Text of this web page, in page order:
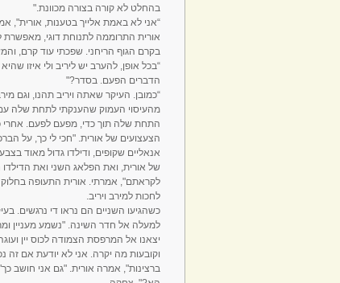
בהחלט לא קורה בצורה מכוונת."
“אני לא באמת אלייך בטענות, אורית",
אורית התרוממה לתנוחת דוגי,
בקרם הגוף הריחני. שפכתי עוד קרם,
“בכל אופן, להערב יש ליריב ולי איזו
הדברים הפעם. בסדר?"
“כמובן. העיקר שאתה ויריב תהנו, וגם
מהעיסוי העמוק שהענקתי לתחת שלה
התחת שלה תוך כדי, מפעם לפעם. אחרי
הצעצועים של אורית. "חכי לי כך, על
אנאליים שקופים, ודילדו גדול מאוד
של אורית, ואת הפלאג השני ואת
לקראתם", אמרתי. אורית התעופה בחלוק
לחכות למירב ויריב.
כשהגיעו השניים הם נראו די נרגשים.
למעלה אל חדר השינה. "נשמע מעניין
יצאנו אל המרפסת הצמודה לכוס יין
וקובעות מה יקרה. אני לא יודעת אם זה
ברצינות", אמרה אורית. "גם אני חושב